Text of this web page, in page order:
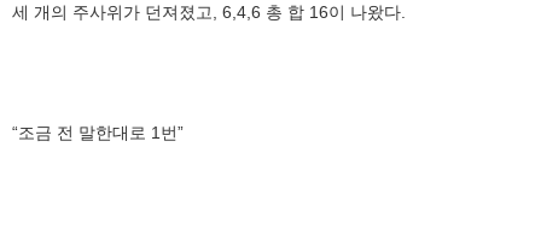
세 개의 주사위가 던져졌고, 6,4,6 총 합 16이 나왔다.
“조금 전 말한대로 1번”